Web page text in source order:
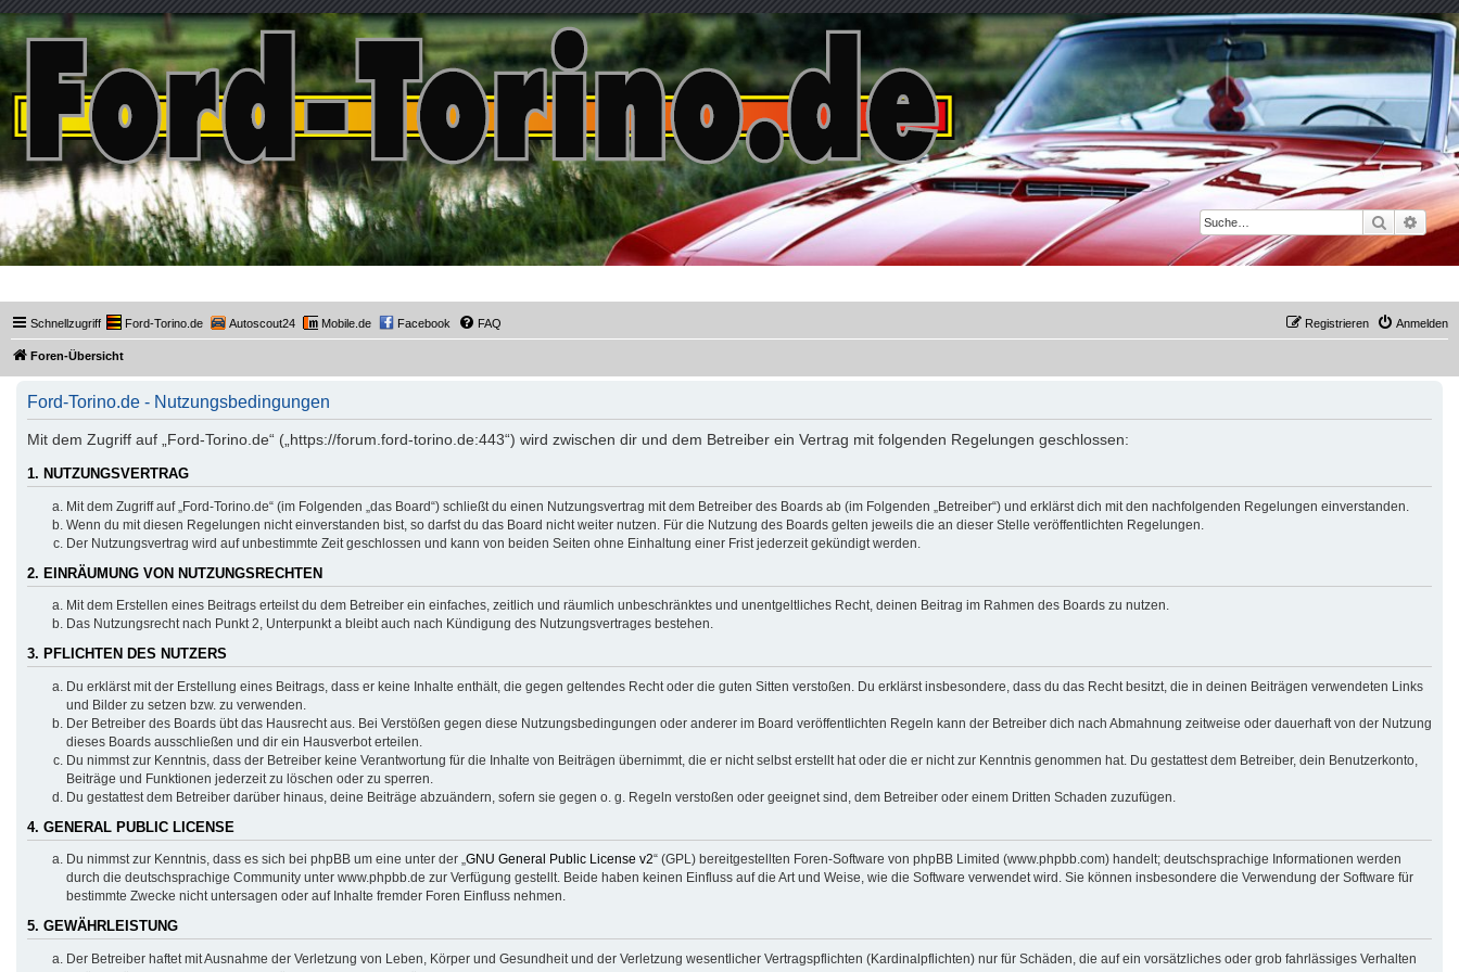
Suche
Ford-Torino.de
Schnellzugriff Ford-Torino.de Autoscout24 Mobile.de Facebook FAQ Anmelden
Registrieren
Foren-Übersicht
Ford-Torino.de - Nutzungsbedingungen
Mit dem Zugriff auf „Ford-Torino.de“ („https://forum.ford-torino.de:443“) wird zwischen dir und dem Betreiber ein Vertrag mit folgenden Regelungen geschlossen:
1. NUTZUNGSVERTRAG
Mit dem Zugriff auf „Ford-Torino.de“ (im Folgenden „das Board“) schließt du einen Nutzungsvertrag mit dem Betreiber des Boards ab (im Folgenden „Betreiber“) und erklärst dich mit den nachfolgenden Regelungen einverstanden.
Wenn du mit diesen Regelungen nicht einverstanden bist, so darfst du das Board nicht weiter nutzen. Für die Nutzung des Boards gelten jeweils die an dieser Stelle veröffentlichten Regelungen.
Der Nutzungsvertrag wird auf unbestimmte Zeit geschlossen und kann von beiden Seiten ohne Einhaltung einer Frist jederzeit gekündigt werden.
2. EINRÄUMUNG VON NUTZUNGSRECHTEN
Mit dem Erstellen eines Beitrags erteilst du dem Betreiber ein einfaches, zeitlich und räumlich unbeschränktes und unentgeltliches Recht, deinen Beitrag im Rahmen des Boards zu nutzen.
Das Nutzungsrecht nach Punkt 2, Unterpunkt a bleibt auch nach Kündigung des Nutzungsvertrages bestehen.
3. PFLICHTEN DES NUTZERS
Du erklärst mit der Erstellung eines Beitrags, dass er keine Inhalte enthält, die gegen geltendes Recht oder die guten Sitten verstoßen. Du erklärst insbesondere, dass du das Recht besitzt, die in deinen Beiträgen verwendeten Links
und Bilder zu setzen bzw. zu verwenden.
Der Betreiber des Boards übt das Hausrecht aus. Bei Verstößen gegen diese Nutzungsbedingungen oder anderer im Board veröffentlichten Regeln kann der Betreiber dich nach Abmahnung zeitweise oder dauerhaft von der Nutzung
dieses Boards ausschließen und dir ein Hausverbot erteilen.
Du nimmst zur Kenntnis, dass der Betreiber keine Verantwortung für die Inhalte von Beiträgen übernimmt, die er nicht selbst erstellt hat oder die er nicht zur Kenntnis genommen hat. Du gestattest dem Betreiber, dein Benutzerkonto,
Beiträge und Funktionen jederzeit zu löschen oder zu sperren.
Du gestattest dem Betreiber darüber hinaus, deine Beiträge abzuändern, sofern sie gegen o. g. Regeln verstoßen oder geeignet sind, dem Betreiber oder einem Dritten Schaden zuzufügen.
4. GENERAL PUBLIC LICENSE
Du nimmst zur Kenntnis, dass es sich bei phpBB um eine unter der „GNU General Public License v2“ (GPL) bereitgestellten Foren-Software von phpBB Limited (www.phpbb.com) handelt; deutschsprachige Informationen werden
durch die deutschsprachige Community unter www.phpbb.de zur Verfügung gestellt. Beide haben keinen Einfluss auf die Art und Weise, wie die Software verwendet wird. Sie können insbesondere die Verwendung der Software für
bestimmte Zwecke nicht untersagen oder auf Inhalte fremder Foren Einfluss nehmen.
5. GEWÄHRLEISTUNG
Der Betreiber haftet mit Ausnahme der Verletzung von Leben, Körper und Gesundheit und der Verletzung wesentlicher Vertragspflichten (Kardinalpflichten) nur für Schäden, die auf ein vorsätzliches oder grob fahrlässiges Verhalten